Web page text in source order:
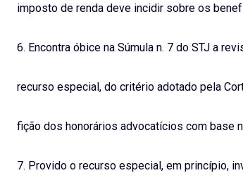
imposto de renda deve incidir sobre os
6. Encontra óbice na Súmula n. 7 do STJ a
recurso especial, do critério adotado pela
fição dos honorários advocatícios com base
7. Provido o recurso especial, em princípio,